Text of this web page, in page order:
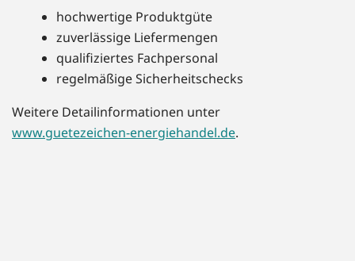
hochwertige Produktgüte
zuverlässige Liefermengen
qualifiziertes Fachpersonal
regelmäßige Sicherheitschecks
Weitere Detailinformationen unter
www.guetezeichen-energiehandel.de.